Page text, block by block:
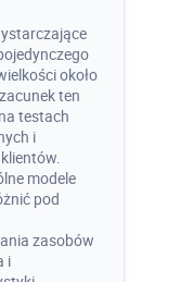
Autodesk
około
ten
testach
i
modele
pod
zasobów
i